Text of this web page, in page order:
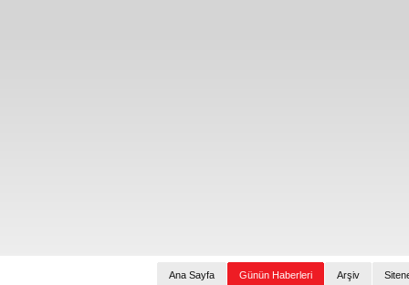
Ana Sayfa Günün Haberleri Arşiv